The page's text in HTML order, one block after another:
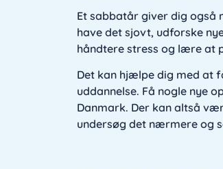
Et sabbatår giver dig også
have det sjovt, udforske
håndtere stress og lære at
Det kan hjælpe dig med at
uddannelse. Få nogle nye
Danmark. Der kan altså
undersøg det nærmere og